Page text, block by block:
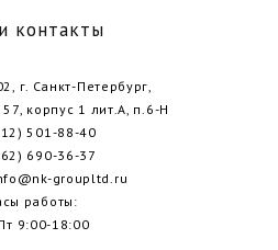
контакты
г. Санкт-Петербург,
корпус 1 лит.А, п.6-Н
501-88-40
690-36-37
groupltd.ru
работы:
9:00-18:00